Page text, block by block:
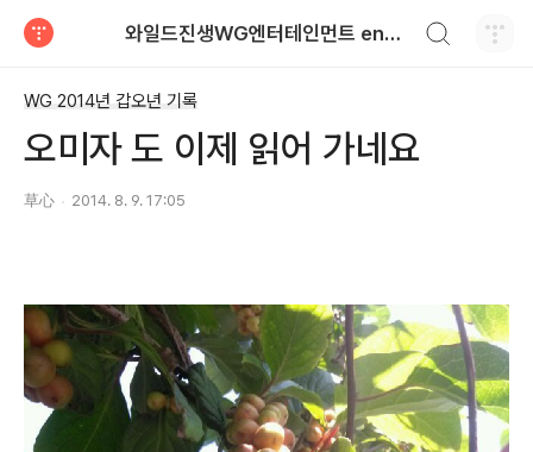
와일드진생WG엔터테인먼트 entertainment
WG 2014년 갑오년 기록
오미자 도 이제 읽어 가네요
草心 2014. 8. 9. 17:05